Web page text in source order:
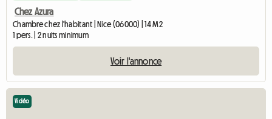
Chez Azura
Chambre chez l'habitant | Nice (06000) | 14 M2
1 pers. | 2 nuits minimum
Voir l'annonce
Vidéo